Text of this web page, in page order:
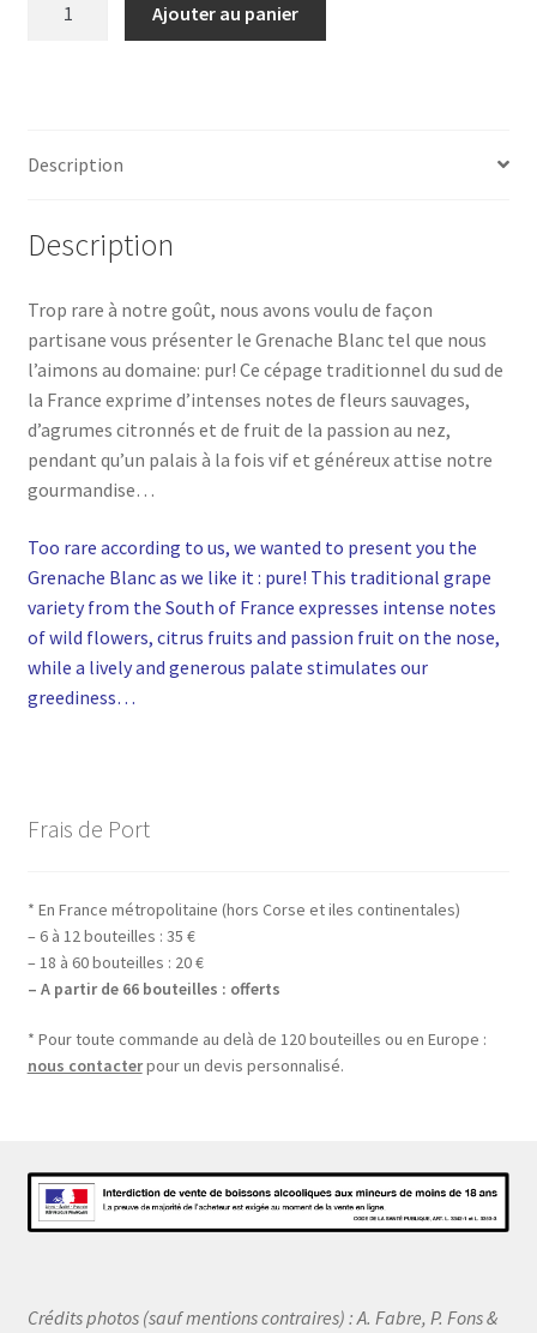
2025
Ajouter au panier
Description
Description
Trop rare à notre goût, nous avons voulu de façon
partisane vous présenter le Grenache Blanc tel que nous
l’aimons au domaine: pur! Ce cépage traditionnel du sud de
la France exprime d’intenses notes de fleurs sauvages,
d’agrumes citronnés et de fruit de la passion au nez,
pendant qu’un palais à la fois vif et généreux attise notre
gourmandise…
Too rare according to us, we wanted to present you the
Grenache Blanc as we like it : pure! This traditional grape
variety from the South of France expresses intense notes
of wild flowers, citrus fruits and passion fruit on the nose,
while a lively and generous palate stimulates our
greediness…
Frais de Port
* En France métropolitaine (hors Corse et iles continentales)
– 6 à 12 bouteilles : 35 €
– 18 à 60 bouteilles : 20 €
– A partir de 66 bouteilles : offerts
* Pour toute commande au delà de 120 bouteilles ou en Europe :
nous contacterpour un devis personnalisé.
Crédits photos (sauf mentions contraires) : A. Fabre, P. Fons &